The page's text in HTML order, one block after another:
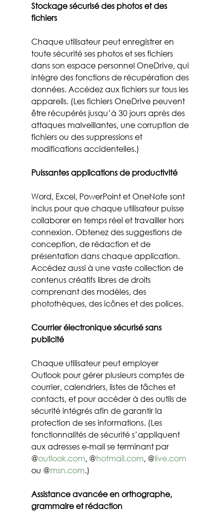
Stockage sécurisé des photos et des
fichiers
Chaque utilisateur peut enregistrer en
toute sécurité ses photos et ses fichiers
dans son espace personnel OneDrive, qui
intègre des fonctions de récupération des
données. Accédez aux fichiers sur tous les
appareils. (Les fichiers OneDrive peuvent
être récupérés jusqu’à 30 jours après des
attaques malveillantes, une corruption de
fichiers ou des suppressions et
modifications accidentelles.)
Puissantes applications de productivité
Word, Excel, PowerPoint et OneNote sont
inclus pour que chaque utilisateur puisse
collaborer en temps réel et travailler hors
connexion. Obtenez des suggestions de
conception, de rédaction et de
présentation dans chaque application.
Accédez aussi à une vaste collection de
contenus créatifs libres de droits
comprenant des modèles, des
photothèques, des icônes et des polices.
Courrier électronique sécurisé sans
publicité
Chaque utilisateur peut employer
Outlook pour gérer plusieurs comptes de
courrier, calendriers, listes de tâches et
contacts, et pour accéder à des outils de
sécurité intégrés afin de garantir la
protection de ses informations. (Les
fonctionnalités de sécurité s’appliquent
aux adresses e-mail se terminant par
@outlook.com, @hotmail.com, @live.com
ou @msn.com.)
Assistance avancée en orthographe,
grammaire et rédaction